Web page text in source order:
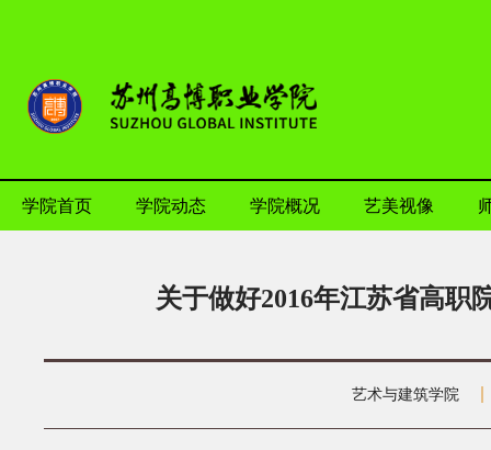
学院首页 学院动态 学院概况 艺美视像
关于做好2016年江苏省高职
艺术与建筑学院